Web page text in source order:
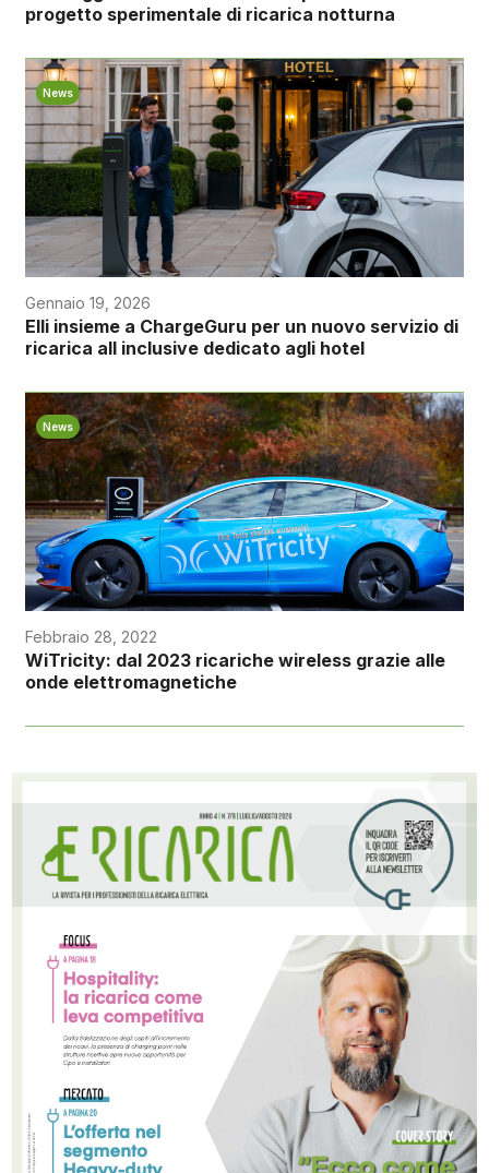
progetto sperimentale di ricarica notturna
News
Gennaio 19, 2026
Elli insieme a ChargeGuru per un nuovo servizio di
ricarica all inclusive dedicato agli hotel
News
Febbraio 28, 2022
WiTricity: dal 2023 ricariche wireless grazie alle
onde elettromagnetiche